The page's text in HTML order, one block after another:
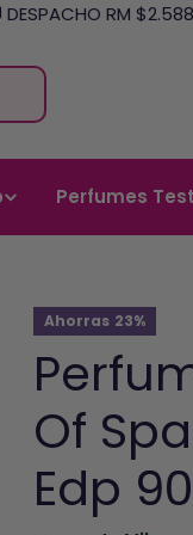
RM $2.588 ·
Perfumes
Ahorras 23%
Of
Edp